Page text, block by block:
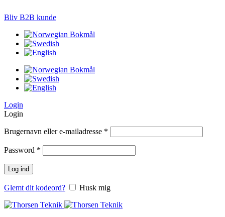
Bliv B2B kunde
Login
Login
Brugernavn eller e-mailadresse *
Password *
Log ind
Glemt dit kodeord? Husk mig